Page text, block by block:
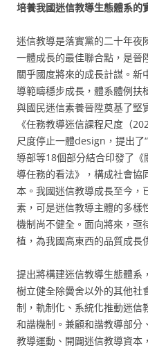
培養我國迷信教導生態體系的
迷信教導是落實黨的二十年夜
一體成長的最佳聯合點，是晉
關乎國度將來的成長計謀。
導範疇穩步成長，體系體例扶
與國民迷信素養晉陞奠基了堅
《任務教導迷信課程尺度（
尺度停止一體design，提出了
導部等18個部分結合印發了
導任務的看法》，構成社會協
本。我國迷信教導成長至今，
素，可是迷信教導主體的多樣
機制尚不健全。面向將來，亟
植，為我國高東西的品質成長
提出將構建迷信教導生態體系
樹立健全除黌舍以外的其他社
制，軌制化、系統化推動迷信
和諧機制。兼顧和諧教導部分
教導運動、開闢迷信教導資本